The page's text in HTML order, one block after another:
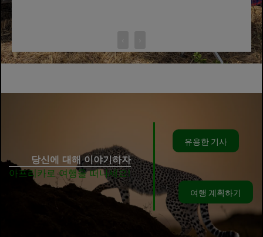
당신에 대해 이야기하자
아프리카로 여행을 떠나세요!
유용한 기사
여행 계획하기